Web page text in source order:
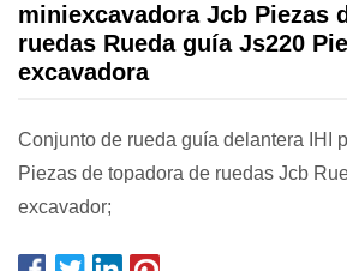
miniexcavadora Jcb Piezas
ruedas Rueda guía Js220
excavadora
Conjunto de rueda guía delantera IHI
Piezas de topadora de ruedas Jcb
excavador;